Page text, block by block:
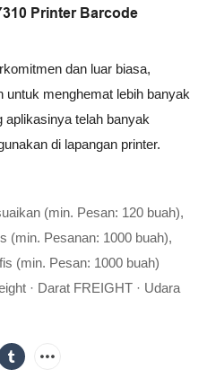
Printer Barcode
dan luar biasa,
untuk menghemat lebih banyak
aplikasinya telah banyak
di lapangan printer.
(min. Pesan: 120 buah),
(min. Pesanan: 1000 buah),
(min. Pesan: 1000 buah)
· Darat FREIGHT · Udara